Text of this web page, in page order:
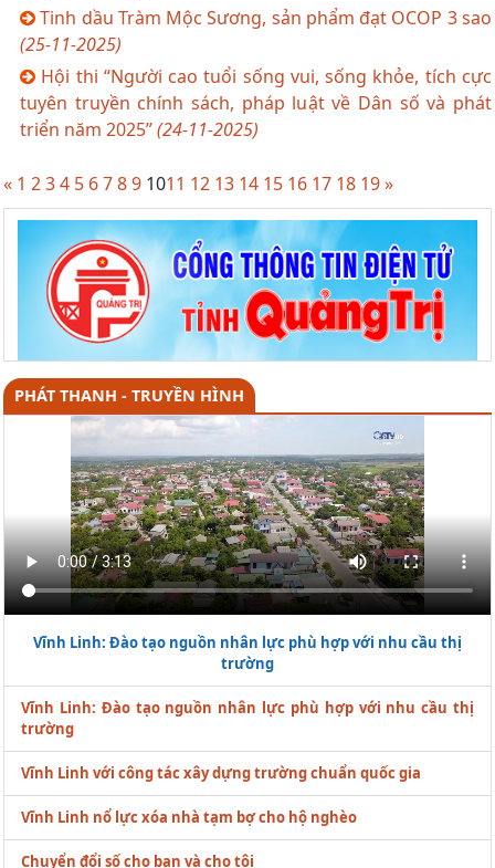
Tinh dầu Tràm Mộc Sương, sản phẩm đạt OCOP 3 sao
(25-11-2025)
Hội thi “Người cao tuổi sống vui, sống khỏe, tích cực
tuyên truyền chính sách, pháp luật về Dân số và phát
triển năm 2025”(24-11-2025)
« 1 234 5 6789 1011 12 13 14 15 16 17 18 19»
PHÁT THANH - TRUYỀN HÌNH
Vĩnh Linh: Đào tạo nguồn nhân lực phù hợp với nhu cầu thị
trường
Vĩnh Linh: Đào tạo nguồn nhân lực phù hợp với nhu cầu thị
trường
Vĩnh Linh với công tác xây dựng trường chuẩn quốc gia
Vĩnh Linh nổ lực xóa nhà tạm bợ cho hộ nghèo
Chuyển đổi số cho bạn và cho tôi